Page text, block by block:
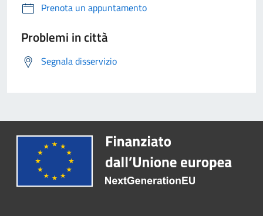
Prenota un appuntamento
Problemi in città
Segnala disservizio